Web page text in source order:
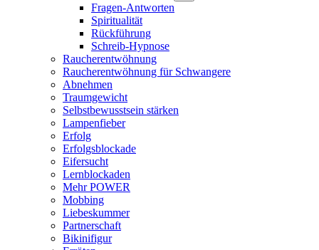
Fragen-Antworten
Spiritualität
Rückführung
Schreib-Hypnose
Raucherentwöhnung
Raucherentwöhnung für Schwangere
Abnehmen
Traumgewicht
Selbstbewusstsein stärken
Lampenfieber
Erfolg
Erfolgsblockade
Eifersucht
Lernblockaden
Mehr POWER
Mobbing
Liebeskummer
Partnerschaft
Bikinifigur